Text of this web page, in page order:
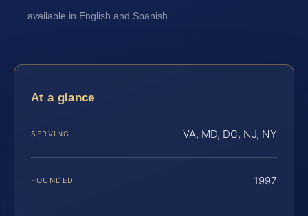
available in English and Spanish
At a glance
SERVING VA, MD, DC, NJ, NY
FOUNDED 1997